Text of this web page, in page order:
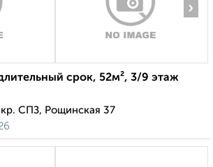
›
срок, 52м², 3/9 этаж
СПЗ, Рощинская 37